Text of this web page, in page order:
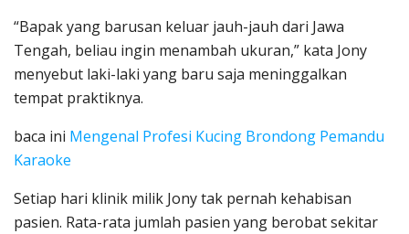
“Bapak yang barusan keluar jauh-jauh dari Jawa
Tengah, beliau ingin menambah ukuran,” kata Jony
menyebut laki-laki yang baru saja meninggalkan
tempat praktiknya.
baca ini Mengenal Profesi Kucing Brondong Pemandu
Karaoke
Setiap hari klinik milik Jony tak pernah kehabisan
pasien. Rata-rata jumlah pasien yang berobat sekitar